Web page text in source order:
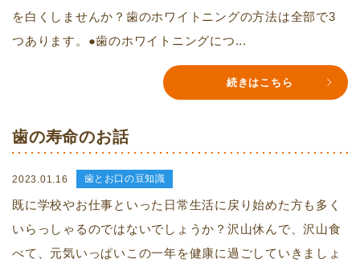
を白くしませんか？歯のホワイトニングの方法は全部で3
つあります。●歯のホワイトニングにつ...
続きはこちら
歯の寿命のお話
2023.01.16 歯とお口の豆知識
既に学校やお仕事といった日常生活に戻り始めた方も多く
いらっしゃるのではないでしょうか？沢山休んで、沢山食
べて、元気いっぱいこの一年を健康に過ごしていきましょ